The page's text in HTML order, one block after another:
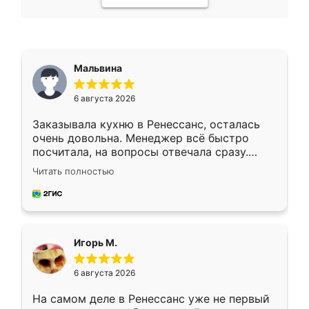
Мальвина
6 августа 2026
Заказывала кухню в Ренессанс, осталась
очень довольна. Менеджер всё быстро
посчитала, на вопросы отвечала сразу.
Замерщик приехал в субботу, подошёл к
делу со всей ответственностью. Собрали
за день, ребята работали аккуратно, даже
Читать полностью
Игорь М.
6 августа 2026
На самом деле в Ренессанс уже не первый